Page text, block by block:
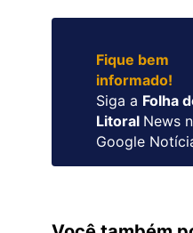
Fique bem
informado!
Siga a Folha
Litoral News
Google